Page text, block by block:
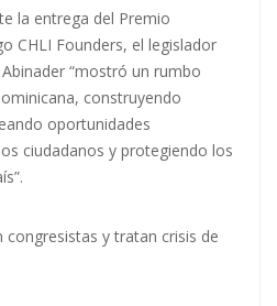
la entrega del Premio
CHLI Founders, el legislador
“mostró un rumbo
construyendo
oportunidades
ciudadanos y protegiendo los
y tratan crisis de